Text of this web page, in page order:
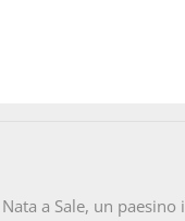
a Sale, un